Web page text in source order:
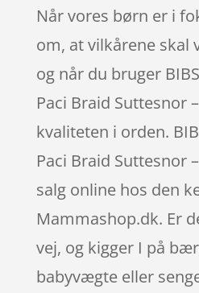
Når vores børn er i
om, at vilkårene skal
og når du bruger
Paci Braid Suttesnor
kvaliteten i orden.
Paci Braid Suttesnor
salg online hos den
Mammashop.dk. Er
vej, og kigger I på
babyvægte eller